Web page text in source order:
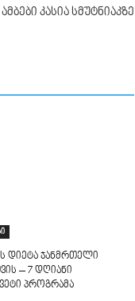
კასია სმუტნიაკზე
დიეტა ჯანმრთელი
– 7 დღიანი
პროგრამა